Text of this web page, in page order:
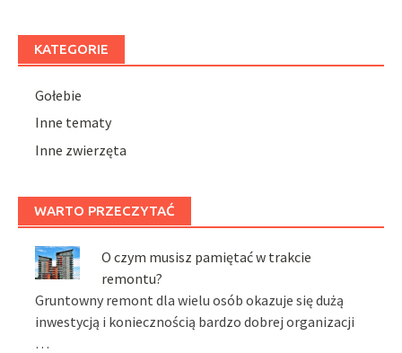
KATEGORIE
Gołebie
Inne tematy
Inne zwierzęta
WARTO PRZECZYTAĆ
O czym musisz pamiętać w trakcie
remontu?
Gruntowny remont dla wielu osób okazuje się dużą
inwestycją i koniecznością bardzo dobrej organizacji
…